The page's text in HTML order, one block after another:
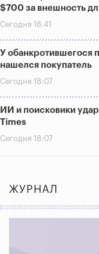
$700 за внешность
Сегодня 18:41
У обанкротившегося
нашелся покупатель
Сегодня 18:07
ИИ и поисковики
Times
Сегодня 18:07
ЖУРНАЛ